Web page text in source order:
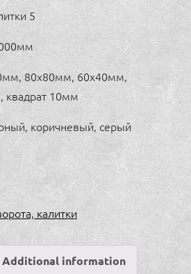
5
80х80мм, 60х40мм,
10мм
коричневый, серый
калитки
Additional information